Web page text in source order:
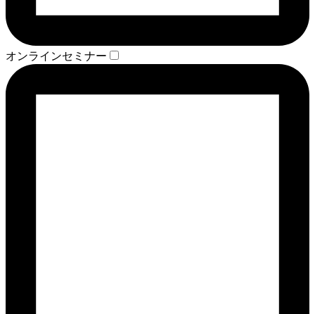
オンラインセミナー